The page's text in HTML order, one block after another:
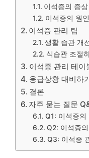
이석증의 증상
이석증의 원인
이석증 관리 팁
생활 습관 개
식습관 조절
이석증 관리 테이
응급상황 대비하
결론
자주 묻는 질문
Q1: 이석증의
Q2: 이석증
Q3: 이석증